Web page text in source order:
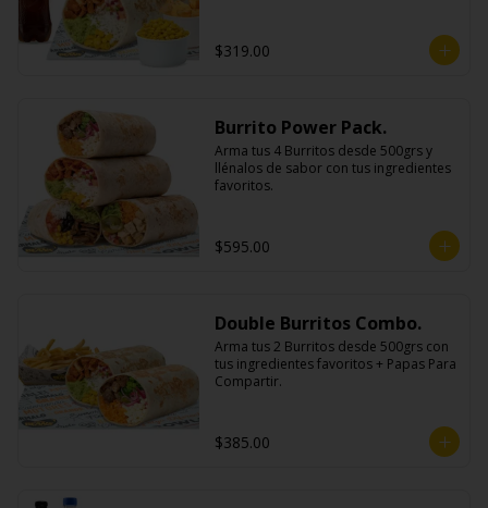
$319.00
Burrito Power Pack.
Arma tus 4 Burritos desde 500grs y
llénalos de sabor con tus ingredientes
favoritos.
$595.00
Double Burritos Combo.
Arma tus 2 Burritos desde 500grs con
tus ingredientes favoritos + Papas Para
Compartir.
$385.00